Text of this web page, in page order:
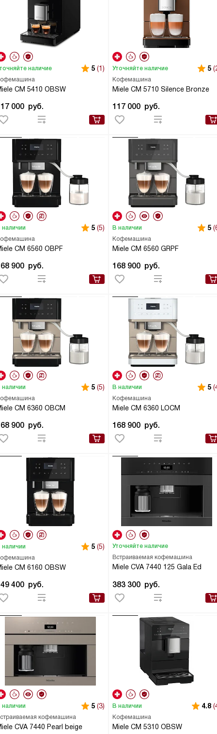
CM 5410 OBSW
наличие 5 (1)
000 руб.
Кофемашина
Miele CM 5710 Silence Bronze
Уточняйте наличие 5
117 000 руб.
CM 6560 OBPF
наличии 5 (5)
900 руб.
Кофемашина
Miele CM 6560 GRPF
В наличии 5
168 900 руб.
CM 6360 OBCM
наличии 5 (5)
900 руб.
Кофемашина
Miele CM 6360 LOCM
В наличии 5
168 900 руб.
CM 6160 OBSW
наличии 5 (5)
400 руб.
Встраиваемая кофемашина
Miele CVA 7440 125 Gala Ed
Уточняйте наличие
383 300 руб.
кофемашина
CVA 7440 Pearl beige
наличии 5 (3)
Кофемашина
Miele CM 5310 OBSW
В наличии 4.8